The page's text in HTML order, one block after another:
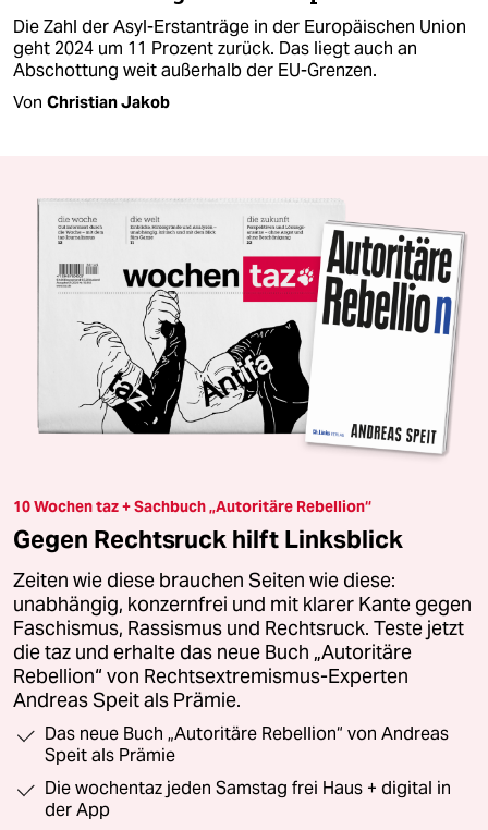
Die Zahl der Asyl-Erstanträge in der Europäischen Union
geht 2024 um 11 Prozent zurück. Das liegt auch an
Abschottung weit außerhalb der EU-Grenzen.
Von Christian Jakob
10 Wochen taz + Sachbuch „Autoritäre Rebellion“
Gegen Rechtsruck hilft Linksblick
Zeiten wie diese brauchen Seiten wie diese:
unabhängig, konzernfrei und mit klarer Kante gegen
Faschismus, Rassismus und Rechtsruck. Teste jetzt
die taz und erhalte das neue Buch „Autoritäre
Rebellion“ von Rechtsextremismus-Experten
Andreas Speit als Prämie.
Das neue Buch „Autoritäre Rebellion“ von Andreas
Speit als Prämie
Die wochentaz jeden Samstag frei Haus + digital in
der App